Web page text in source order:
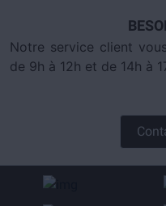
Notre service client
de 9h à 12h et de 14h à